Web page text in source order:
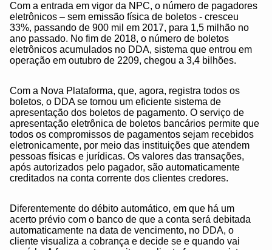
Com a entrada em vigor da NPC, o número de pagadores
eletrônicos – sem emissão física de boletos - cresceu
33%, passando de 900 mil em 2017, para 1,5 milhão no
ano passado. No fim de 2018, o número de boletos
eletrônicos acumulados no DDA, sistema que entrou em
operação em outubro de 2209, chegou a 3,4 bilhões.
Com a Nova Plataforma, que, agora, registra todos os
boletos, o DDA se tornou um eficiente sistema de
apresentação dos boletos de pagamento. O serviço de
apresentação eletrônica de boletos bancários permite que
todos os compromissos de pagamentos sejam recebidos
eletronicamente, por meio das instituições que atendem
pessoas físicas e jurídicas. Os valores das transações,
após autorizados pelo pagador, são automaticamente
creditados na conta corrente dos clientes credores.
Diferentemente do débito automático, em que há um
acerto prévio com o banco de que a conta será debitada
automaticamente na data de vencimento, no DDA, o
cliente visualiza a cobrança e decide se e quando vai